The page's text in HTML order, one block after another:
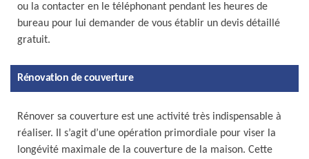
ou la contacter en le téléphonant pendant les heures de
bureau pour lui demander de vous établir un devis détaillé
gratuit.
Rénovation de couverture
Rénover sa couverture est une activité très indispensable à
réaliser. Il s’agit d’une opération primordiale pour viser la
longévité maximale de la couverture de la maison. Cette